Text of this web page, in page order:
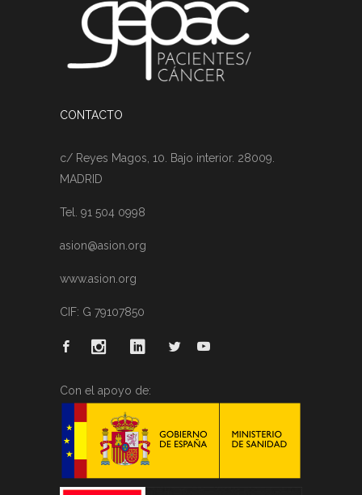
CONTACTO
c/ Reyes Magos, 10. Bajo interior. 28009.
MADRID
Tel. 91 504 0998
asion@asion.org
www.asion.org
CIF: G 79107850
Con el apoyo de: